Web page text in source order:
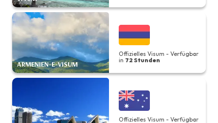
E-VISUM
Offizielles Visum - Verfügbar
in72 Stunden
Offizielles Visum - Verfügbar